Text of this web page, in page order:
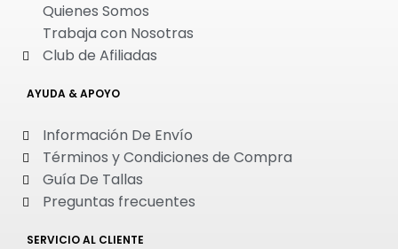
Quienes Somos
Trabaja con Nosotras
Club de Afiliadas
AYUDA & APOYO
Información De Envío
Términos y Condiciones de Compra
Guía De Tallas
Preguntas frecuentes
SERVICIO AL CLIENTE